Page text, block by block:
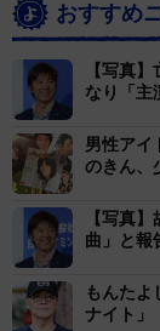
おすすめ
【写真
なり「主
男性アイ
【写真
曲」と
もんた
ナイト」